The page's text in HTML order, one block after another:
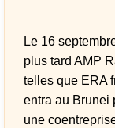
Le 16
plus tard AMP
telles que ERA
entra au Brunei
une